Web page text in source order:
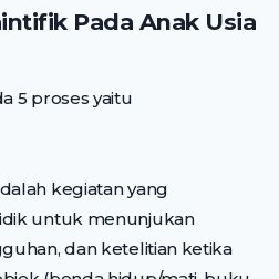
Pada Anak Usia
5 proses yaitu
kegiatan yang
untuk menunjukan
dan ketelitian ketika